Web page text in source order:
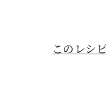
このレシ